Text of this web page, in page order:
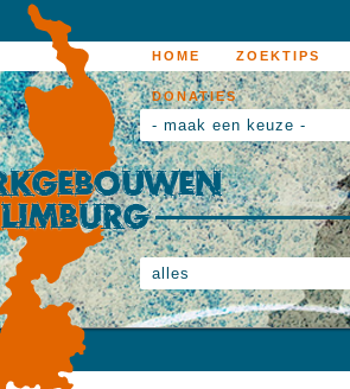
HOME ZOEKTIPS
DONATIES
- maak een keuze -
alles